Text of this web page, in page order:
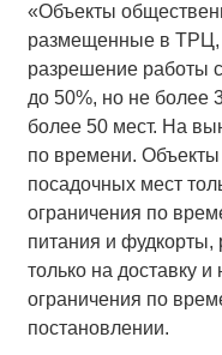
«Объекты
размещенные в
разрешение работы
до 50%, но не более
более 50 мест. На
по времени.
посадочных мест
ограничения по
питания и
только на доставку
ограничения по
постановлении.